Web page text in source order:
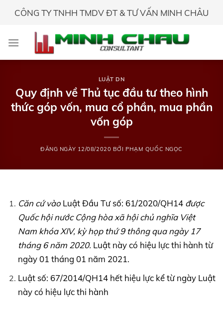
CÔNG TY TNHH TMDV ĐT & TƯ VẤN MINH CHÂU
LUẬT DN
Quy định về Thủ tục đầu tư theo hình
thức góp vốn, mua cổ phần, mua phần
vốn góp
ĐĂNG NGÀY 12/08/2020 BỞI PHẠM QUỐC NGỌC
Căn cứ vào Luật Đầu Tư số: 61/2020/QH14 được
Quốc hội nước Cộng hòa xã hội chủ nghĩa Việt
Nam khóaXIV, kỳ họp thứ 9 thông qua ngày 17
tháng 6 năm 2020.Luật này có hiệu lực thi hành từ
ngày 01 tháng 01 năm 2021.
Luật số: 67/2014/QH14 hết hiệu lực kể từ ngày Luật
này có hiệu lực thi hành